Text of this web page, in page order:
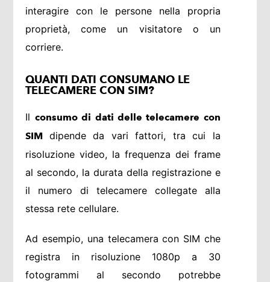
interagire con le persone nella propria
proprietà, come un visitatore o un
corriere.
QUANTI DATI CONSUMANO LE
TELECAMERE CON SIM?
Il consumo di dati delle telecamere con
SIM dipende da vari fattori, tra cui la
risoluzione video, la frequenza dei frame
al secondo, la durata della registrazione e
il numero di telecamere collegate alla
stessa rete cellulare.
Ad esempio, una telecamera con SIM che
registra in risoluzione 1080p a 30
fotogrammi al secondo potrebbe